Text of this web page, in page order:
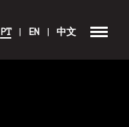
PT| EN | 中文